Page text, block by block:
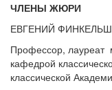
ЧЛЕНЫ ЖЮРИ
ЕВГЕНИЙ
Профессор, лауреат
кафедрой
классической